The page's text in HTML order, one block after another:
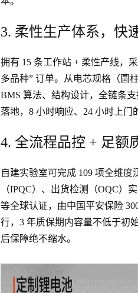
3. 柔性生产体系，快
拥有 15 条工作站 + 柔性产线，
多品种” 订单。从电芯规格（圆
BMS 算法、结构设计，全链条
落地，8 小时响应、24 小时上门
4. 全流程品控 + 足额
自建实验室可完成 109 项全维
（IPQC）、出货检测（OQC）
等全球认证，由中国平安保险
行，3 年质保期内容量不低于初
后保障绝不缩水。